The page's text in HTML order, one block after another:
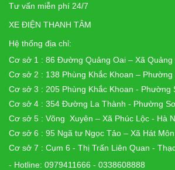
Tư vấn miễn phí 24/7
XE ĐIỆN THANH TÂM
Hệ thống địa chỉ:
Cơ sở 1 : 86 Đường Quảng Oai – Xã Quảng
Cơ sở 2 : 138 Phùng Khắc Khoan –
Cơ sở 3 : 205 Phùng Khắc Khoan - Phường
Cơ sở 4 : 354 Đường La Thành - Phường
Cơ sở 5 : Võng Xuyên – Xã Phúc Lộc - Hà
Cơ sở 6 : 95 Ngã tư Ngọc Tảo – Xã Hát
Cơ sở 7 : Cụm 6 - Thị Trấn Liên Quan -
- Hotline: 0979411666 - 0338608888